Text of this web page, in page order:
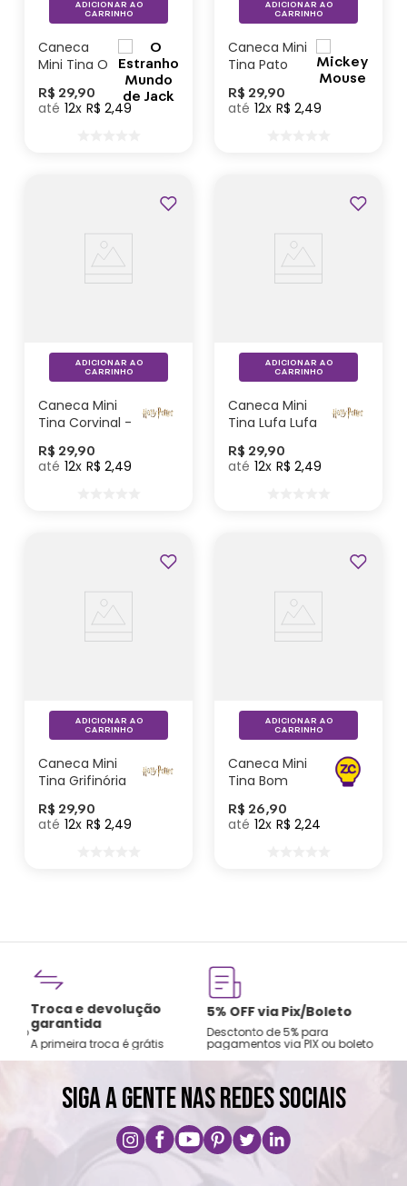
Caneca
Mini Tina O
Mundo de
Jack -
R$ 29,90
12 R$ 2,49
ADICIONAR AO
CARRINHO
Caneca Mini
Tina Pato
Disney
R$ 29,90
12 R$ 2,49
ADICIONAR AO
CARRINHO
Caneca Mini
Tina Corvinal -
R$ 29,90
12 R$ 2,49
ADICIONAR AO
CARRINHO
Caneca Mini
Tina Lufa Lufa
R$ 29,90
12 R$ 2,49
ADICIONAR AO
CARRINHO
Caneca Mini
Tina Grifinória
R$ 29,90
12 R$ 2,49
ADICIONAR AO
CARRINHO
Caneca Mini
Tina Bom
Zonacriativa
R$ 26,90
12 R$ 2,24
ADICIONAR AO
CARRINHO
Troca e devolução
garantida
A primeira troca é grátis
5% OFF via Pix/Boleto
Desctonto de 5% para
pagamentos via PIX ou boleto
SIGA A GENTE NAS REDES SOCIAIS